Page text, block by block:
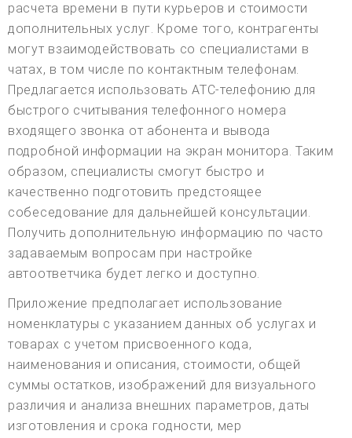
расчета времени в пути курьеров и стоимости
дополнительных услуг. Кроме того, контрагенты
могут взаимодействовать со специалистами в
чатах, в том числе по контактным телефонам.
Предлагается использовать АТС-телефонию для
быстрого считывания телефонного номера
входящего звонка от абонента и вывода
подробной информации на экран монитора. Таким
образом, специалисты смогут быстро и
качественно подготовить предстоящее
собеседование для дальнейшей консультации.
Получить дополнительную информацию по часто
задаваемым вопросам при настройке
автоответчика будет легко и доступно.
Приложение предполагает использование
номенклатуры с указанием данных об услугах и
товарах с учетом присвоенного кода,
наименования и описания, стоимости, общей
суммы остатков, изображений для визуального
различия и анализа внешних параметров, даты
изготовления и срока годности, мер